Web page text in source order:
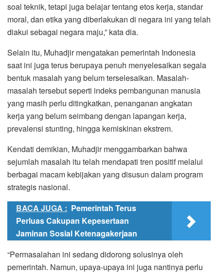
soal teknik, tetapi juga belajar tentang etos kerja, standar
moral, dan etika yang diberlakukan di negara ini yang telah
diakui sebagai negara maju,” kata dia.
Selain itu, Muhadjir mengatakan pemerintah Indonesia
saat ini juga terus berupaya penuh menyelesaikan segala
bentuk masalah yang belum terselesaikan. Masalah-
masalah tersebut seperti indeks pembangunan manusia
yang masih perlu ditingkatkan, penanganan angkatan
kerja yang belum seimbang dengan lapangan kerja,
prevalensi stunting, hingga kemiskinan ekstrem.
Kendati demikian, Muhadjir menggambarkan bahwa
sejumlah masalah itu telah mendapati tren positif melalui
berbagai macam kebijakan yang disusun dalam program
strategis nasional.
BACA JUGA : Pemerintah Terus
Perluas Cakupan Kepesertaan
Jaminan Sosial Ketenagakerjaan
“Permasalahan ini sedang didorong solusinya oleh
pemerintah. Namun, upaya-upaya ini juga nantinya perlu